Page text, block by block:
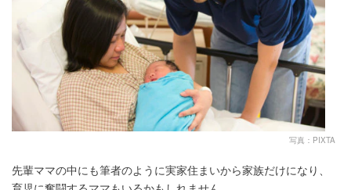
写真：PIXTA
先輩ママの中にも筆者のように実家住まいから家族だけになり、